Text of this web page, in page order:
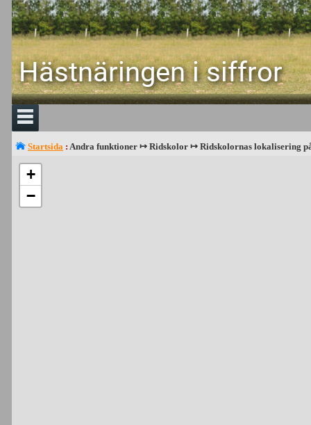
Hästnäringen i siffror
Startsida : Andra funktioner ↦ Ridskolor ↦ Ridskolornas lokalisering
+
−